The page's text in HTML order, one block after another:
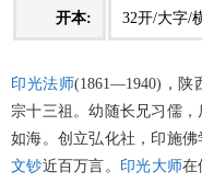
开本: 32开/大字/
印光法师(1861—1940)，陕
宗十三祖。幼随长兄习儒，
如海。创立弘化社，印施
文钞近百万言。 印光大师在